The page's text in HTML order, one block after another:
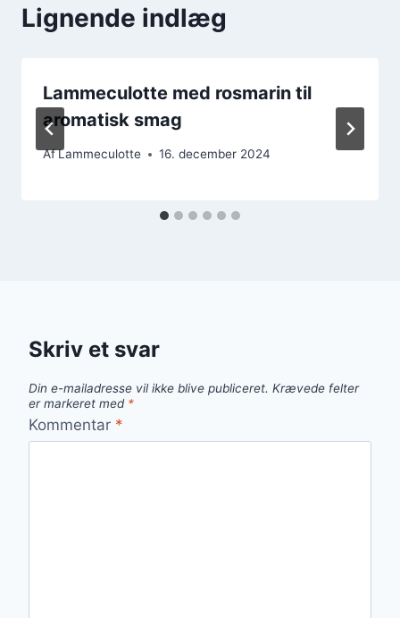
Lignende indlæg
Lammeculotte med rosmarin til
aromatisk smag
AfLammeculotte 16. december 2024
Skriv et svar
Din e-mailadresse vil ikke blive publiceret. Krævede felter
er markeret med *
Kommentar *